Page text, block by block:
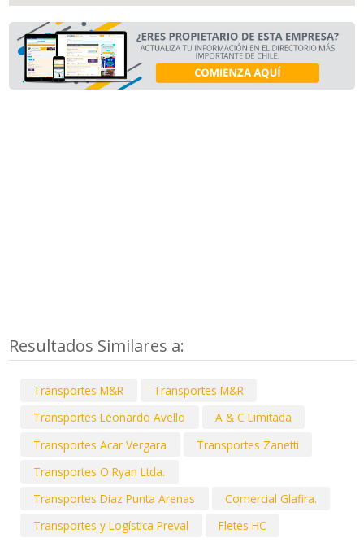
Resultados Similares a:
Transportes M&R
Transportes M&R
Transportes Leonardo Avello
A & C Limitada
Transportes Acar Vergara
Transportes Zanetti
Transportes O Ryan Ltda.
Transportes Diaz Punta Arenas
Comercial Glafira.
Transportes y Logística Preval
Fletes HC